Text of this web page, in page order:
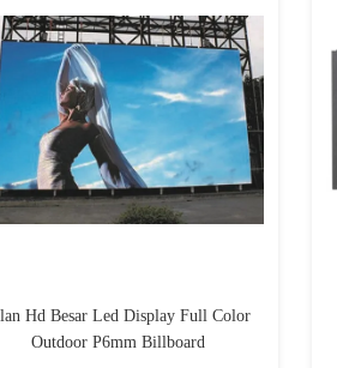
Hd Besar Led Display Full Color
Outdoor P6mm Billboard